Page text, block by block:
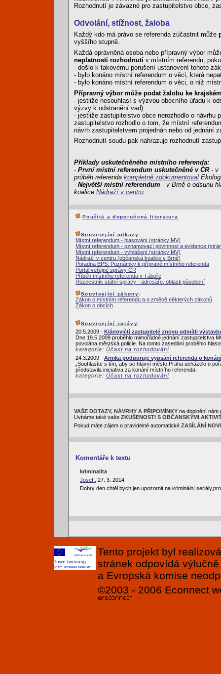
Rozhodnutí je závazné pro zastupitelstvo obce,
Odvolání, stížnost, žaloba
Každý kdo má právo se referenda zúčastnit může
vyššího stupně.
Každá oprávněná osoba nebo přípravný výbor
neplatnosti rozhodnutí v místním referendu,
- došlo k takovému porušení ustanovení tohoto
- bylo konáno místní referendum o věci, která
- bylo konáno místní referendum o věci, o níž
Přípravný výbor může podat žalobu ke
- jestliže nesouhlasí s výzvou obecního úřadu k
výzvy k odstranění vad)
- jestliže zastupitelstvo obce nerozhodlo o návrhu
zastupitelstvo rozhodlo o tom, že místní
návrh zastupitelstvem projednán nebo od jednání
Rozhodnutí soudu pak nahrazuje rozhodnutí
Příklady uskutečněného místního referenda:
- První místní referendum uskutečněné v ČR- v
průběh referenda kompletně zdokumentoval
- Největší místní referendum - v Brně o odsunu
koalice Nádraží v centru
Použitá a doporučená literatura
Související odkazy:
Místní referendum - hlasování (stránky MV)
Místní referendum - oznamovací povinnost a evidence
Místní referendum - vyhlášení (stránky MV)
Nádraží v centru (občanská koalice v Brně)
Poradna EPS: Poznámky k přípravě místního referenda
Portál veřejné správy ČR
Příběh místního referenda v Táboře
Rozcestník státní správy - adresáře, oblasti působení
Související zákony:
Zákon o místním referendu a o změně některých zákonů
Zákon o obcích
Související zprávy:
20.5.2009 - Klánovičtí zastupitelé znovu odmítli
Dne 19.5.2009 proběhlo mimořádné jednání zastupitelstva
povolána městská policie. Na tomto zasedání proběhlo
kategorie: Účast na rozhodování
24.3.2009 - Arnika podporuje vypsání referenda o
„Souhlasíte s tím, aby se hlavní město Praha ucházelo o
představila iniciativa za konání místního referenda.
kategorie: Účast na rozhodování
VAŠE DOTAZY, NÁVRHY A PŘIPOMÍNKY na doplnění
Uvítáme také vaše ZKUŠENOSTI S OBČANSKÝMI
Pokud máte zájem o pravidelné automatické ZASÍLÁNÍ
Komentáře k textu
kriminalita
Josef
, 27. 3. 2014
Dobrý den chtěl bych jen upozornit na kriminální
Tento projekt byl
stránek odpovídá
a Evropská komise
©2003 - 2006 Econnect